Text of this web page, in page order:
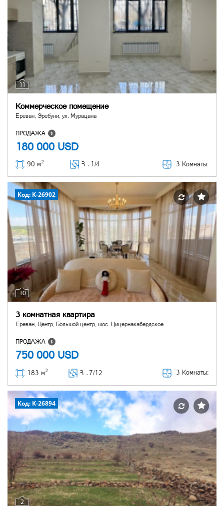
11
Коммерческое помещение
Ереван, Эребуни, ул. Мурацана
ПРОДАЖА
180 000 USD
90 м2 Հ ․ 1/4 3 Комнаты:
10
Код: K-26902
3 комнатная квартира
Ереван, Центр, Большой центр, шос. Цицернакабердское
ПРОДАЖА
750 000 USD
183 м2 Հ ․ 7/12 3 Комнаты:
2
Код: K-26894